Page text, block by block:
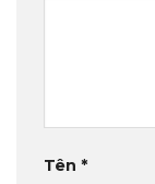
Tên *